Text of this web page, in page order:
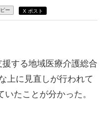
ー X ポスト
する地域医療介護総合
上に見直しが行われて
たことが分かった。